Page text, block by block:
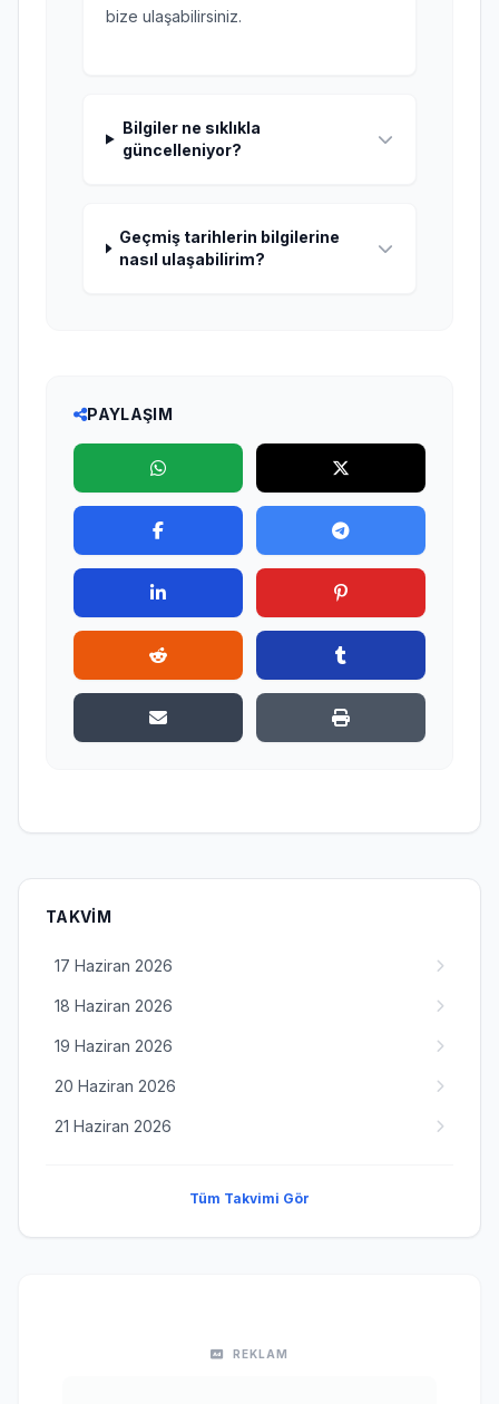
bize ulaşabilirsiniz.
Bilgiler ne sıklıkla
güncelleniyor?
Geçmiş tarihlerin bilgilerine
nasıl ulaşabilirim?
PAYLAŞIM
TAKVIM
17 Haziran 2026
18 Haziran 2026
19 Haziran 2026
20 Haziran 2026
21 Haziran 2026
Tüm Takvimi Gör
REKLAM